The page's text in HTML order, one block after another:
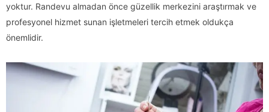
yoktur. Randevu almadan önce güzellik merkezini araştırmak ve
profesyonel hizmet sunan işletmeleri tercih etmek oldukça
önemlidir.